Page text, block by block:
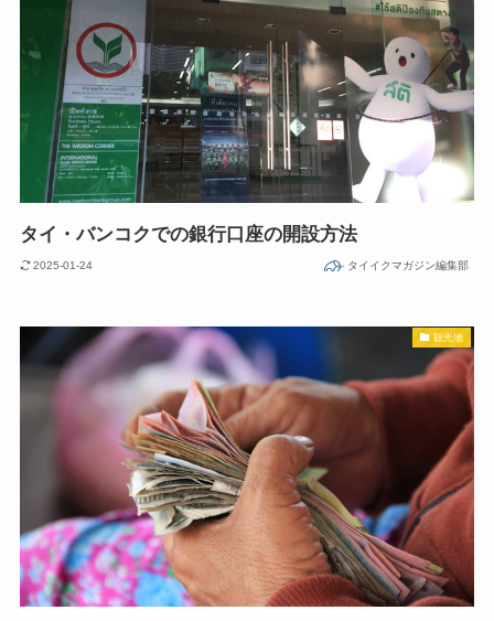
タイ・バンコクでの銀行口座の開設方法
2025-01-24 タイイクマガジン編集部
観光地